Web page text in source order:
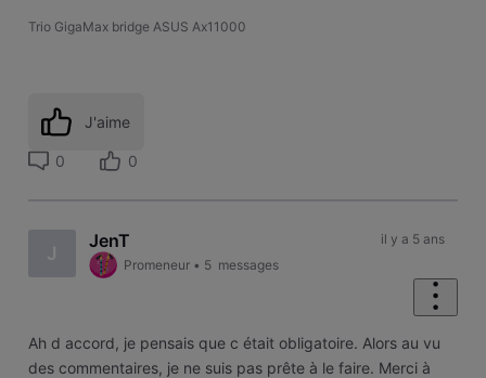
Trio GigaMax bridge ASUS Ax11000
J'aime
0 0
J
JenT
Promeneur • 5 messages
il y a 5 ans
Ah d accord, je pensais que c était obligatoire. Alors au vu
des commentaires, je ne suis pas prête à le faire. Merci à